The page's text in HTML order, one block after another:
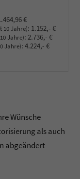
€
10 Jahre): 1.152,- €
Jahre): 2.736,- €
Jahre): 4.224,- €
Wünsche
als auch
abgeändert